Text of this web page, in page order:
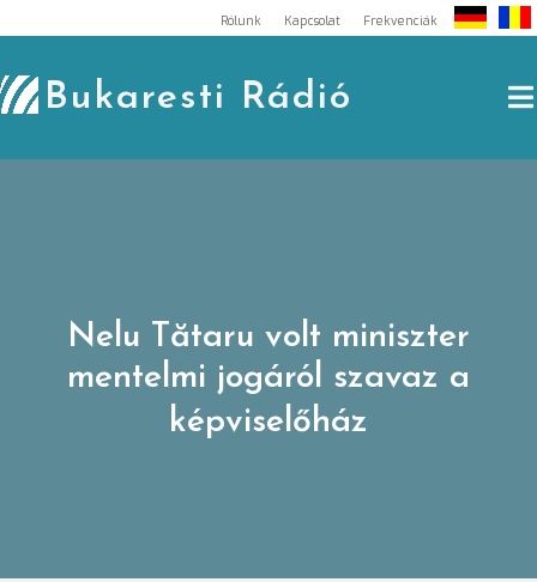
to
content
Rólunk Kapcsolat Frekvenciák
Bukaresti Rádió
Nelu Tătaru volt miniszter
mentelmi jogáról szavaz a
képviselőház